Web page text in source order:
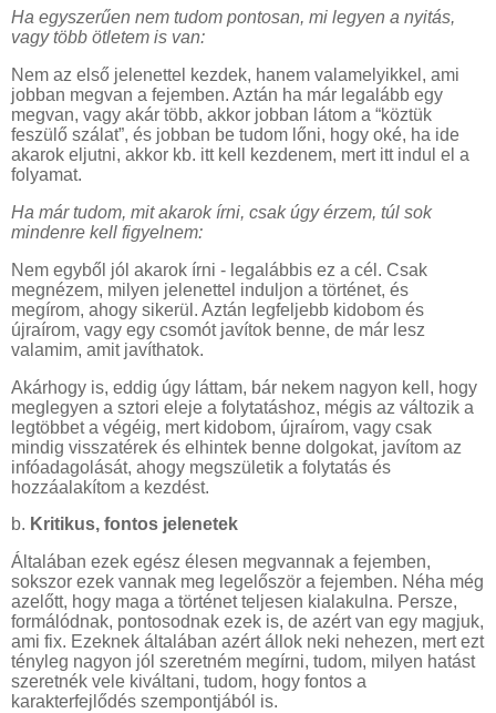
Ha egyszerűen nem tudom pontosan, mi legyen a nyitás,
vagy több ötletem is van:
Nem az első jelenettel kezdek, hanem valamelyikkel, ami
jobban megvan a fejemben. Aztán ha már legalább egy
megvan, vagy akár több, akkor jobban látom a “köztük
feszülő szálat”, és jobban be tudom lőni, hogy oké, ha ide
akarok eljutni, akkor kb. itt kell kezdenem, mert itt indul el a
folyamat.
Ha már tudom, mit akarok írni, csak úgy érzem, túl sok
mindenre kell figyelnem:
Nem egyből jól akarok írni - legalábbis ez a cél. Csak
megnézem, milyen jelenettel induljon a történet, és
megírom, ahogy sikerül. Aztán legfeljebb kidobom és
újraírom, vagy egy csomót javítok benne, de már lesz
valamim, amit javíthatok.
Akárhogy is, eddig úgy láttam, bár nekem nagyon kell, hogy
meglegyen a sztori eleje a folytatáshoz, mégis az változik a
legtöbbet a végéig, mert kidobom, újraírom, vagy csak
mindig visszatérek és elhintek benne dolgokat, javítom az
infóadagolását, ahogy megszületik a folytatás és
hozzáalakítom a kezdést.
b. Kritikus, fontos jelenetek
Általában ezek egész élesen megvannak a fejemben,
sokszor ezek vannak meg legelőször a fejemben. Néha még
azelőtt, hogy maga a történet teljesen kialakulna. Persze,
formálódnak, pontosodnak ezek is, de azért van egy magjuk,
ami fix. Ezeknek általában azért állok neki nehezen, mert ezt
tényleg nagyon jól szeretném megírni, tudom, milyen hatást
szeretnék vele kiváltani, tudom, hogy fontos a
karakterfejlődés szempontjából is.